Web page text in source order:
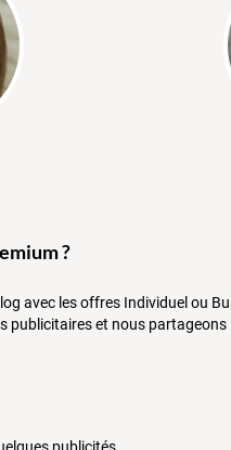
?
avec les offres Individuel ou
et nous